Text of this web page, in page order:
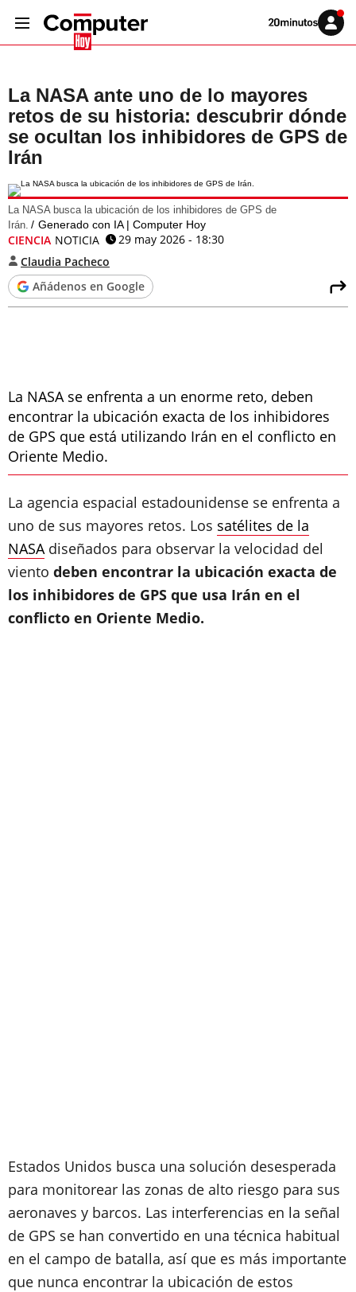
Volver
Iniciar
sesión
La NASA ante uno de lo mayores
retos de su historia: descubrir dónde
se ocultan los inhibidores de GPS de
Irán
La NASA busca la ubicación de los inhibidores de GPS de
Irán.
Generado con IA | Computer Hoy
CIENCIA NOTICIA
29 may 2026 - 18:30
Claudia Pacheco
Añádenos en Google
La NASA se enfrenta a un enorme reto, deben
encontrar la ubicación exacta de los inhibidores
de GPS que está utilizando Irán en el conflicto en
Oriente Medio.
La agencia espacial estadounidense se enfrenta a
uno de sus mayores retos. Los satélites de la
NASAdiseñados para observar la velocidad del
viento deben encontrar la ubicación exacta de
los inhibidores de GPS que usa Irán en el
conflicto en Oriente Medio.
Estados Unidos busca una solución desesperada
para monitorear las zonas de alto riesgo para sus
aeronaves y barcos. Las interferencias en la señal
de GPS se han convertido en una técnica habitual
en el campo de batalla, así que es más importante
que nunca encontrar la ubicación de estos